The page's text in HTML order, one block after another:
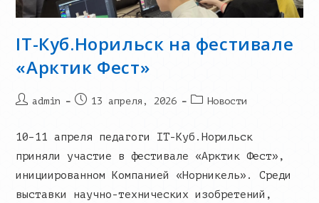
IT-Куб.Норильск на фестивале
«Арктик Фест»
Postadmin
Запись13 апреля, 2026
PostНовости
10–11 апреля педагоги IT-Куб.Норильск
приняли участие в фестивале «Арктик Фест»,
инициированном Компанией «Норникель». Среди
выставки научно-технических изобретений,